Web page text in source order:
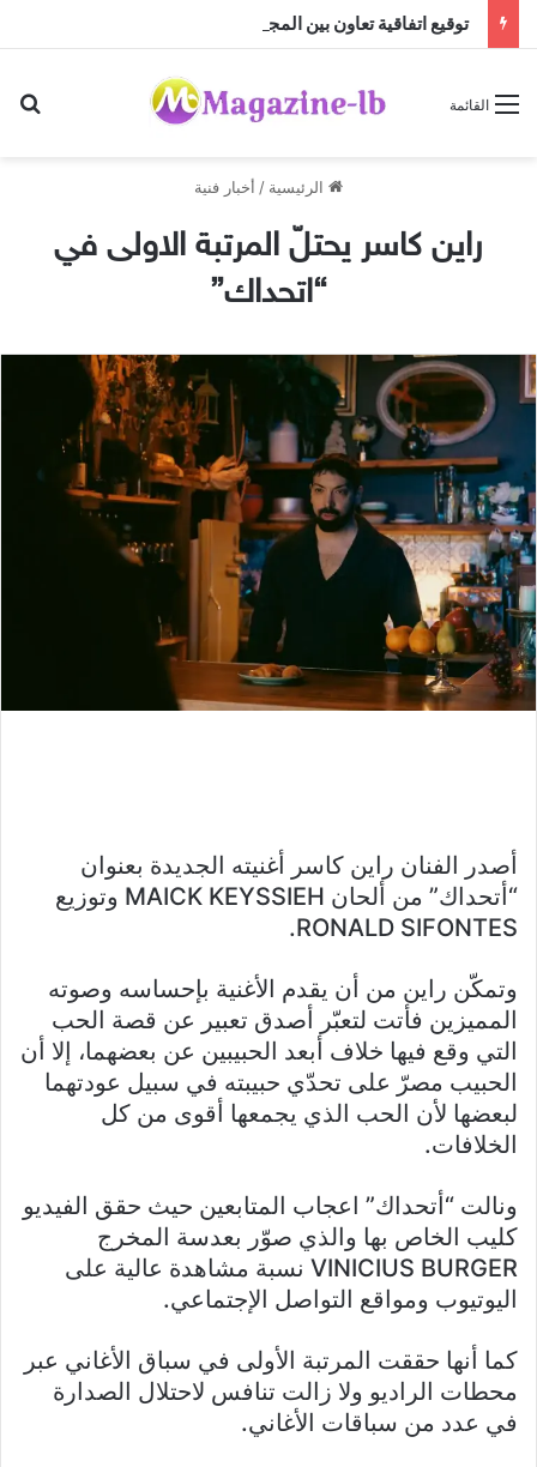
القائمة
الرئيسية / أخبار فنية
راين كاسر يحتلّ المرتبة الاولى في
“اتحداك”
أصدر الفنان راين كاسر أغنيته الجديدة بعنوان
“أتحداك” من ألحان MAICK KEYSSIEH وتوزيع
RONALD SIFONTES.
وتمكّن راين من أن يقدم الأغنية بإحساسه وصوته
المميزين فأتت لتعبّر أصدق تعبير عن قصة الحب
التي وقع فيها خلاف أبعد الحبيبين عن بعضهما، إلا أن
الحبيب مصرّ على تحدّي حبيبته في سبيل عودتهما
لبعضها لأن الحب الذي يجمعها أقوى من كل
الخلافات.
ونالت “أتحداك” اعجاب المتابعين حيث حقق الفيديو
كليب الخاص بها والذي صوّر بعدسة المخرج
VINICIUS BURGER نسبة مشاهدة عالية على
اليوتيوب ومواقع التواصل الإجتماعي.
كما أنها حققت المرتبة الأولى في سباق الأغاني عبر
محطات الراديو ولا زالت تنافس لاحتلال الصدارة
في عدد من سباقات الأغاني.